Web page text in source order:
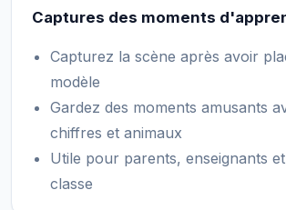
Captures des moments
Capturez la scène après avoir
modèle
Gardez des moments amusants
chiffres et animaux
Utile pour parents, enseignants
classe